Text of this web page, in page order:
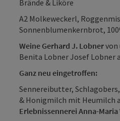
Brände & Liköre
A2 Molkeweckerl,
Sonnenblumenkernbrot,
Weine Gerhard J. Lobnervon
Benita Lobner Josef Lobner
Ganz neu eingetroffen:
Sennereibutter,
& Honigmilch mit Heumilch
Erlebnissennerei Anna-